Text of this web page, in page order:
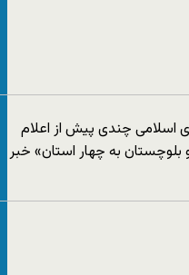
چندی پیش از اعلام
به چهار استان» خبر